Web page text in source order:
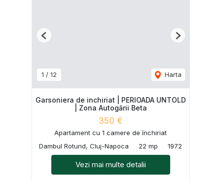
1 / 12 Harta
Previous Next
Garsoniera de inchiriat | PERIOADA UNTOLD
| Zona Autogării Beta
350 €
Apartament cu 1 camere de închiriat
Dambul Rotund, Cluj-Napoca
22 mp 1972
Vezi mai multe detalii